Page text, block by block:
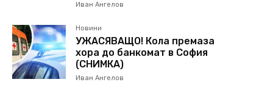
Иван Ангелов
Новини
УЖАСЯВАЩО! Кола премаза
хора до банкомат в София
(СНИМКА)
Иван Ангелов